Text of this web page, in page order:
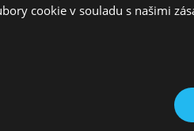
cookie v souladu s našimi